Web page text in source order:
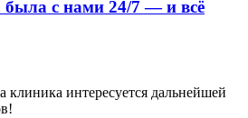
была с нами 24/7 — и всё
клиника интересуется дальнейшей